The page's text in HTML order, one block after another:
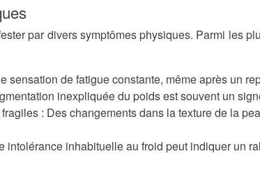
par divers symptômes physiques. Parmi les
sensation de fatigue constante, même après un
inexpliquée du poids est souvent un
: Des changements dans la texture de la
intolérance inhabituelle au froid peut indiquer un